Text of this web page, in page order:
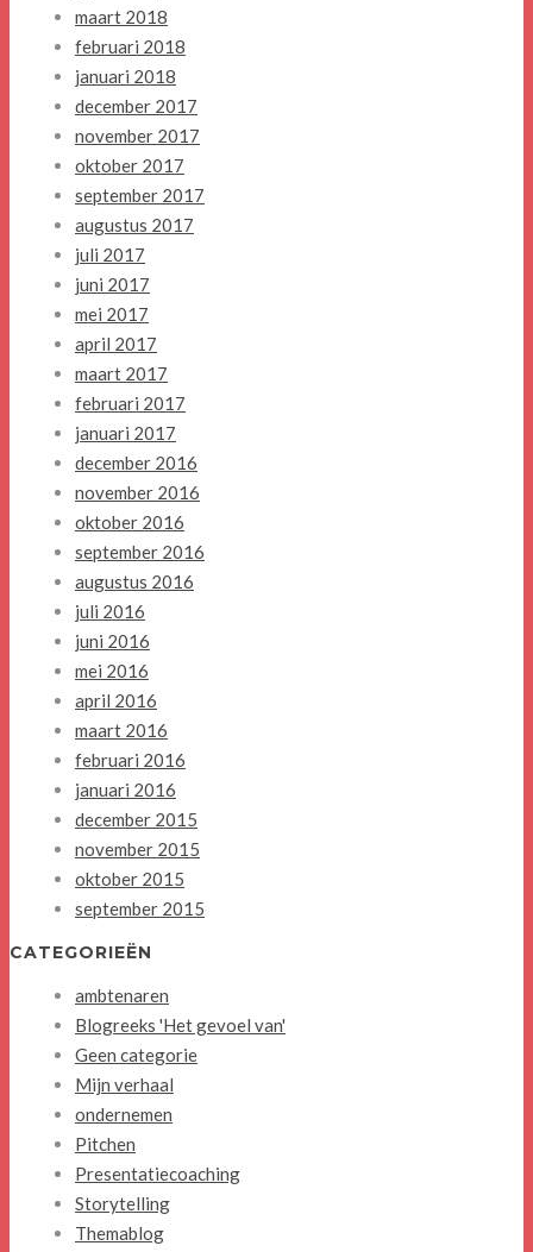
maart 2018
februari 2018
januari 2018
december 2017
november 2017
oktober 2017
september 2017
augustus 2017
juli 2017
juni 2017
mei 2017
april 2017
maart 2017
februari 2017
januari 2017
december 2016
november 2016
oktober 2016
september 2016
augustus 2016
juli 2016
juni 2016
mei 2016
april 2016
maart 2016
februari 2016
januari 2016
december 2015
november 2015
oktober 2015
september 2015
CATEGORIEËN
ambtenaren
Blogreeks 'Het gevoel van'
Geen categorie
Mijn verhaal
ondernemen
Pitchen
Presentatiecoaching
Storytelling
Themablog